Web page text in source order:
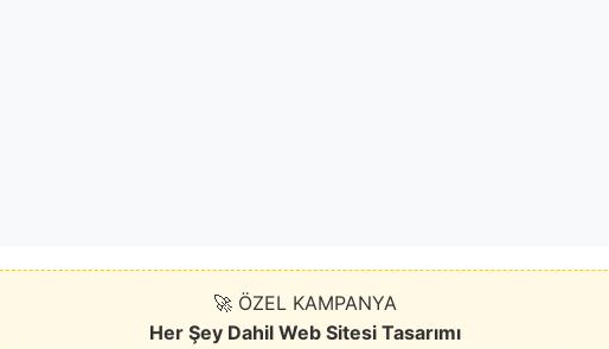
🚀 ÖZEL KAMPANYA
Her Şey Dahil Web Sitesi Tasarımı